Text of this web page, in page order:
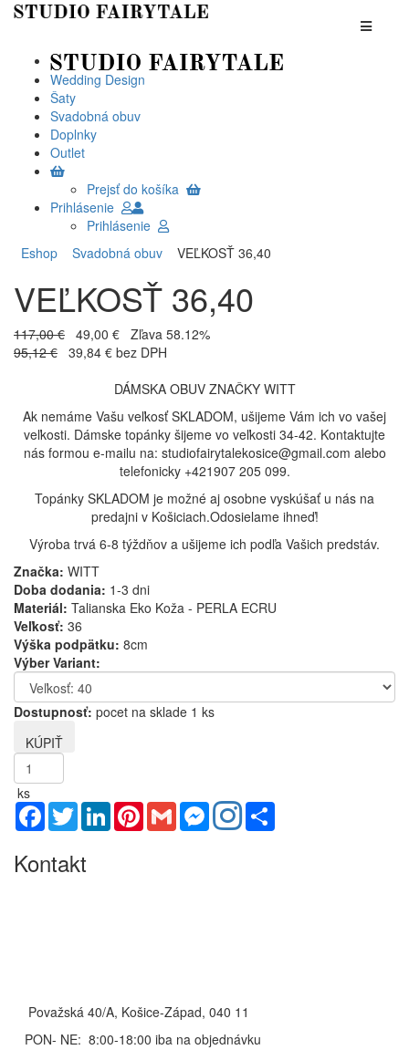
Wedding Design
Šaty
Svadobná obuv
Doplnky
Outlet
Prejsť do košíka
Prihlásenie
Prihlásenie
Eshop
Svadobná obuv VEĽKOSŤ 36,40
VEĽKOSŤ 36,40
117,00 € 49,00 € Zľava 58.12%
95,12 € 39,84 € bez DPH
DÁMSKA OBUV ZNAČKY WITT
Ak nemáme Vašu veľkosť SKLADOM, ušijeme Vám ich vo vašej
veľkosti. Dámske topánky šijeme vo veľkosti 34-42. Kontaktujte
nás formou e-mailu na: studiofairytalekosice@gmail.com alebo
telefonicky +421907 205 099.
Topánky SKLADOM je možné aj osobne vyskúšať u nás na
predajni v Košiciach.Odosielame ihneď!
Výroba trvá 6-8 týždňov a ušijeme ich podľa Vašich predstáv.
Značka: WITT
Doba dodania: 1-3 dni
Materiál: Talianska Eko Koža - PERLA ECRU
Veľkosť: 36
Výška podpätku: 8cm
Výber Variant:
Dostupnosť: pocet na sklade 1 ks
ks
Facebook
TwitterLinkedInPinterestGmail Messenger
Kontakt
Považská 40/A, Košice-Západ, 040 11
PON- NE: 8:00-18:00 iba na objednávku